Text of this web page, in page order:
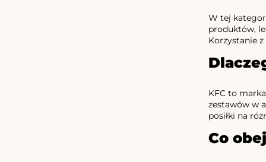
W tej
produktów,
Korzystanie
KFC to
zestawów w
posiłki na
Co